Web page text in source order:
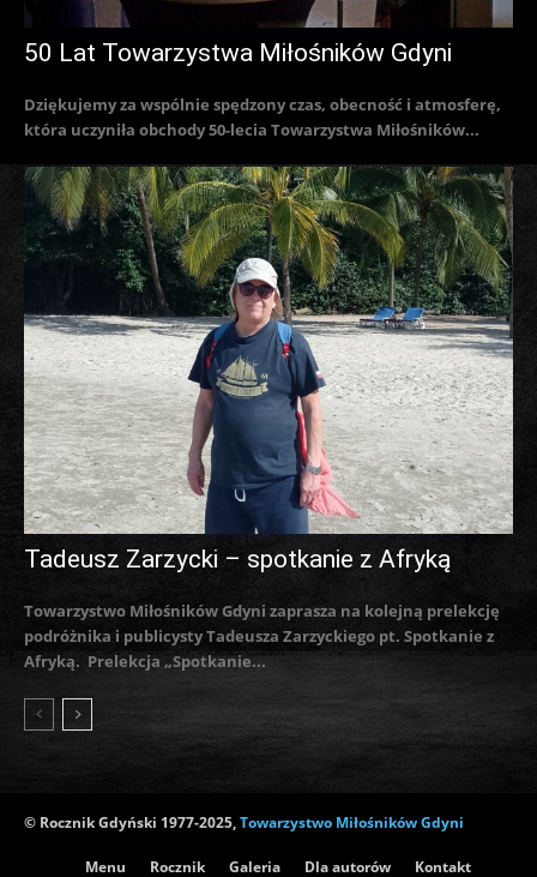
50 Lat Towarzystwa Miłośników Gdyni
Dziękujemy za wspólnie spędzony czas, obecność i atmosferę,
która uczyniła obchody 50-lecia Towarzystwa Miłośników...
Tadeusz Zarzycki – spotkanie z Afryką
Towarzystwo Miłośników Gdyni zaprasza na kolejną prelekcję
podróżnika i publicysty Tadeusza Zarzyckiego pt. Spotkanie z
Afryką. Prelekcja „Spotkanie...
© Rocznik Gdyński 1977-2025,Towarzystwo Miłośników Gdyni
Menu Rocznik Galeria Dla autorów Kontakt